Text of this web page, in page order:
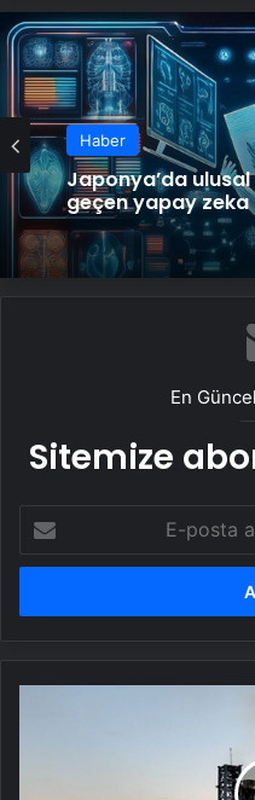
Haber
Japonya’da ulusal
geçen yapay
En
Sitemize
posta
adresinizi